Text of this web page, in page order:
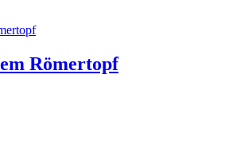
Römertopf